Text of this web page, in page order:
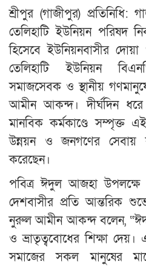
শ্রীপুর (গাজীপুর) প্রতিনিধি:
তেলিহাটি ইউনিয়ন পরিষদ
হিসেবে ইউনিয়নবাসীর
তেলিহাটি ইউনিয়ন
সমাজসেবক ও স্থানীয়
আমীন আকন্দ। দীর্ঘদিন
মানবিক কর্মকাণ্ডে সম্পৃক্ত
উন্নয়ন ও জনগণের সেবায়
করেছেন।
পবিত্র ঈদুল আজহা উপলক্ষে
দেশবাসীর প্রতি আন্তরিক
নুরুল আমীন আকন্দ বলেন, “ঈদ
ও ভ্রাতৃত্ববোধের শিক্ষা
সমাজের সকল মানুষের